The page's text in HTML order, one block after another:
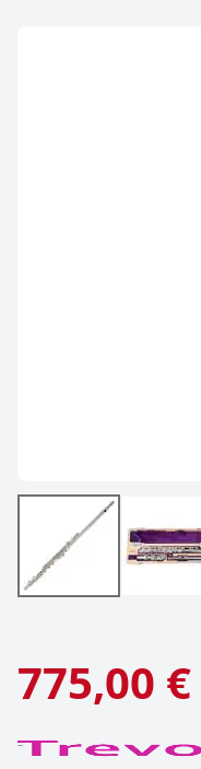
775,00 €